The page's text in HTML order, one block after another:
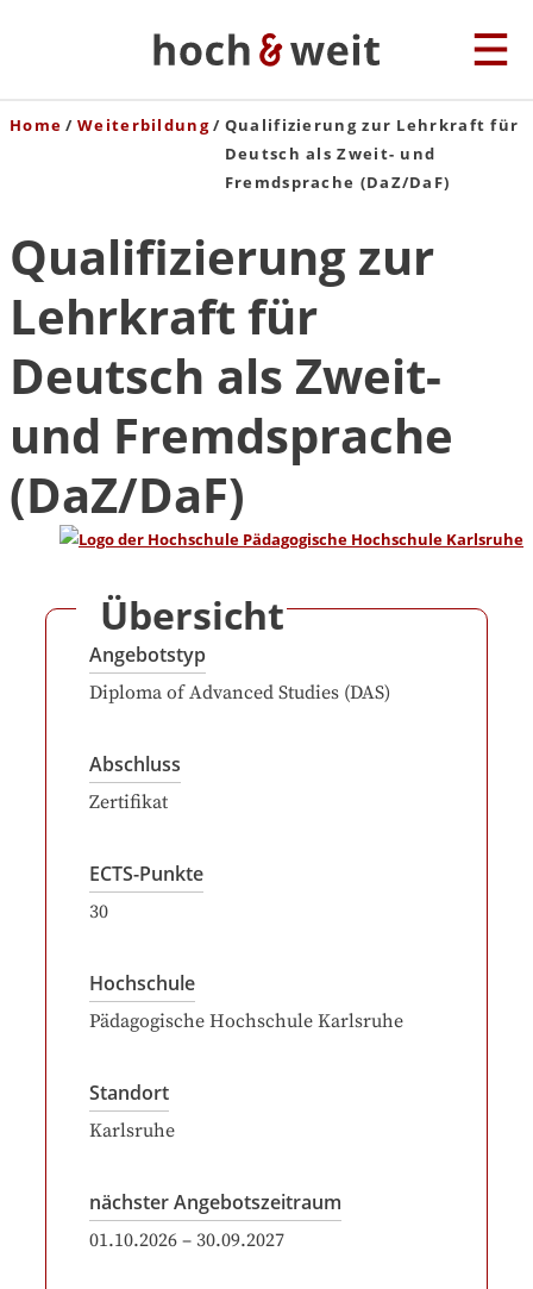
Home Weiterbildung
Qualifizierung zur Lehrkraft für
Deutsch als Zweit- und
Fremdsprache (DaZ/DaF)
Qualifizierung zur
Lehrkraft für
Deutsch als Zweit-
und Fremdsprache
(DaZ/DaF)
Übersicht
Angebotstyp
Diploma of Advanced Studies (DAS)
Abschluss
Zertifikat
ECTS-Punkte
30
Hochschule
Pädagogische Hochschule Karlsruhe
Standort
Karlsruhe
nächster Angebotszeitraum
01.10.2026 – 30.09.2027